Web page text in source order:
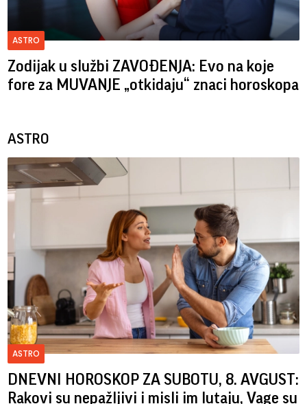
ASTRO
Zodijak u službi ZAVOĐENJA: Evo na koje
fore za MUVANJE „otkidaju“ znaci horoskopa
ASTRO
ASTRO
DNEVNI HOROSKOP ZA SUBOTU, 8. AVGUST:
Rakovi su nepažljivi i misli im lutaju, Vage su